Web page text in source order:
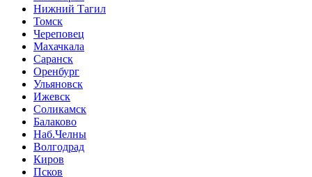
Нижний Тагил
Томск
Череповец
Махачкала
Саранск
Оренбург
Ульяновск
Ижевск
Соликамск
Балаково
Наб.Челны
Волгодрад
Киров
Псков